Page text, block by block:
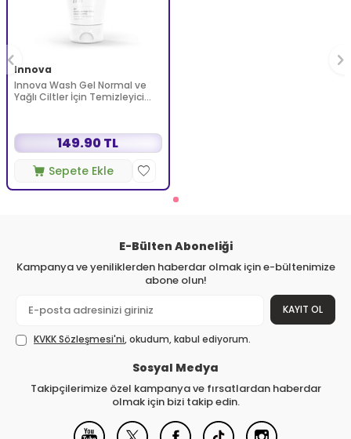
Innova
Innova Wash Gel Normal ve
Yağlı Ciltler İçin Temizleyici
149.90 TL
Sepete Ekle
E-Bülten Aboneliği
Kampanya ve yeniliklerden haberdar olmak için e-bültenimize
abone olun!
KAYIT OL
KVKK Sözleşmesi'ni, okudum, kabul ediyorum.
Sosyal Medya
Takipçilerimize özel kampanya ve fırsatlardan haberdar
olmak için bizi takip edin.